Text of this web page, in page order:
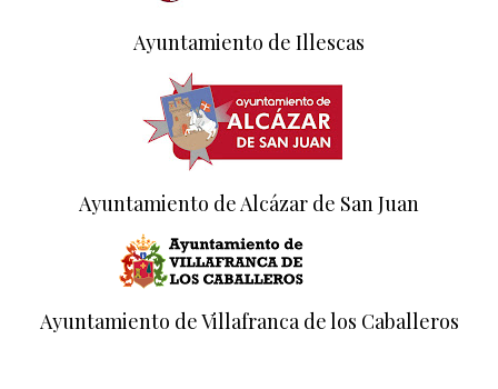
Ayuntamiento de Illescas
Ayuntamiento de Alcázar de San Juan
Ayuntamiento de Villafranca de los Caballeros